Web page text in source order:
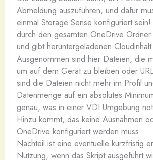
Abmeldung auszuführen, und dafür
einmal Storage Sense konfiguriert
durch den gesamten OneDrive
und gibt heruntergeladenen
Ausgenommen sind hier Dateien, die
um auf dem Gerät zu bleiben oder
sind die Dateien nicht mehr im Profil
Datenmenge auf ein absolutes
genau, was in einer VDI Umgebung
Hinzu kommt, das keine Ausnahmen
OneDrive konfiguriert werden muss.
Nachteil ist eine eventuelle kurzfristig
Nutzung, wenn das Skript ausgeführt